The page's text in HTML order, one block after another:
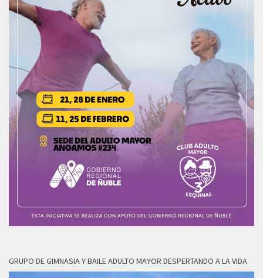
GRUPO DE GIMNASIA Y BAILE ADULTO MAYOR DESPERTANDO A LA VIDA